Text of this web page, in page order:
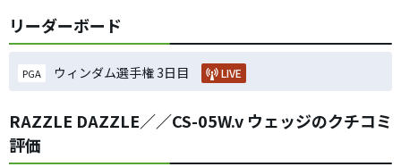
リーダーボード
PGA ウィンダム選手権 3日目 LIVE
RAZZLE DAZZLE／／CS-05W.v ウェッジのクチコミ
評価